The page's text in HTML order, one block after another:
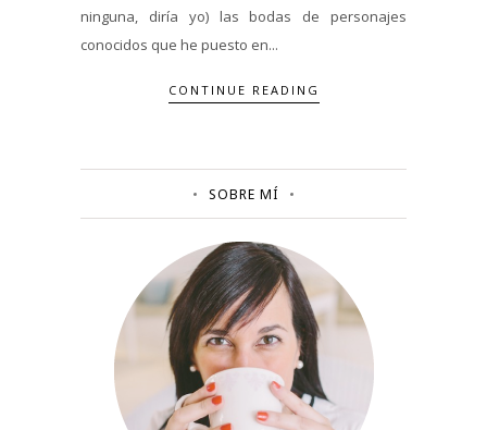
ninguna, diría yo) las bodas de personajes
conocidos que he puesto en...
CONTINUE READING
SOBRE MÍ